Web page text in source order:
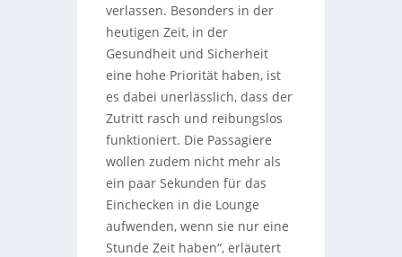
verlassen. Besonders in der
heutigen Zeit, in der
Gesundheit und Sicherheit
eine hohe Priorität haben, ist
es dabei unerlässlich, dass der
Zutritt rasch und reibungslos
funktioniert. Die Passagiere
wollen zudem nicht mehr als
ein paar Sekunden für das
Einchecken in die Lounge
aufwenden, wenn sie nur eine
Stunde Zeit haben“, erläutert